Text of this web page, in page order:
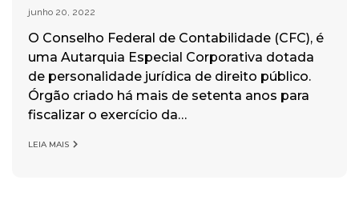
junho 20, 2022
O Conselho Federal de Contabilidade (CFC), é
uma Autarquia Especial Corporativa dotada
de personalidade jurídica de direito público.
Órgão criado há mais de setenta anos para
fiscalizar o exercício da…
LEIA MAIS